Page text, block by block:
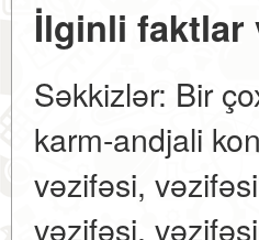
İlginli faktlar
Səkkizlər: Bir
karm-andjali
vəzifəsi,
vəzifəsi,